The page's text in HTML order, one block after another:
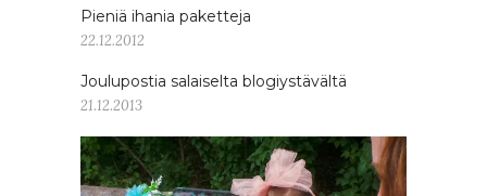
Pieniä ihania paketteja
22.12.2012
Joulupostia salaiselta blogiystävältä
21.12.2013